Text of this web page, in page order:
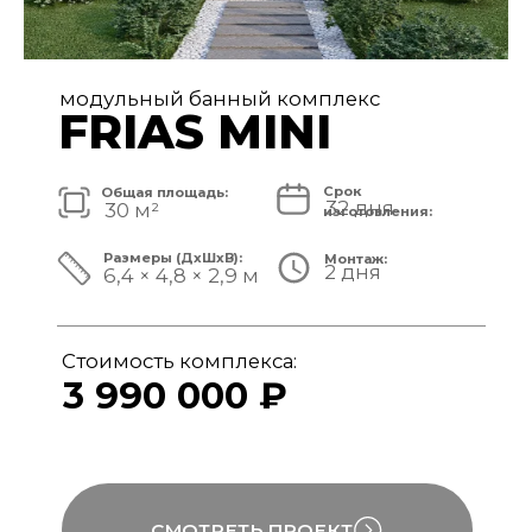
4 890 000 ₽
Монтаж:
2 дня
8,4 × 4,8 × 3,1 м
Размеры (ДxШxВ):
32 дня
изготовления:
40 м²
модульный банный комплекс